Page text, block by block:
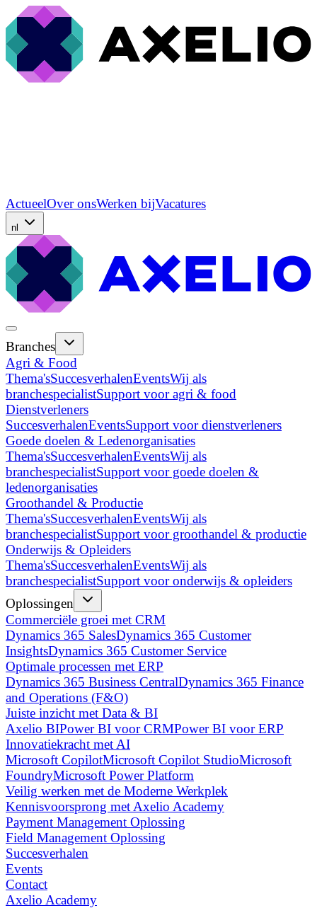
ActueelOver onsWerken bijVacatures
nl
Branches
Agri & Food
Thema'sSuccesverhalenEventsWij als
branchespecialistSupport voor agri & food
Dienstverleners
SuccesverhalenEventsSupport voor dienstverleners
Goede doelen & Ledenorganisaties
Thema'sSuccesverhalenEventsWij als
branchespecialistSupport voor goede doelen &
ledenorganisaties
Groothandel & Productie
Thema'sSuccesverhalenEventsWij als
branchespecialistSupport voor groothandel & productie
Onderwijs & Opleiders
Thema'sSuccesverhalenEventsWij als
branchespecialistSupport voor onderwijs & opleiders
Oplossingen
Commerciële groei met CRM
Dynamics 365 SalesDynamics 365 Customer
InsightsDynamics 365 Customer Service
Optimale processen met ERP
Dynamics 365 Business CentralDynamics 365 Finance
and Operations (F&O)
Juiste inzicht met Data & BI
Axelio BIPower BI voor CRMPower BI voor ERP
Innovatiekracht met AI
Microsoft CopilotMicrosoft Copilot StudioMicrosoft
FoundryMicrosoft Power Platform
Veilig werken met de Moderne Werkplek
Kennisvoorsprong met Axelio Academy
Payment Management Oplossing
Field Management Oplossing
Succesverhalen
Events
Contact
Axelio Academy